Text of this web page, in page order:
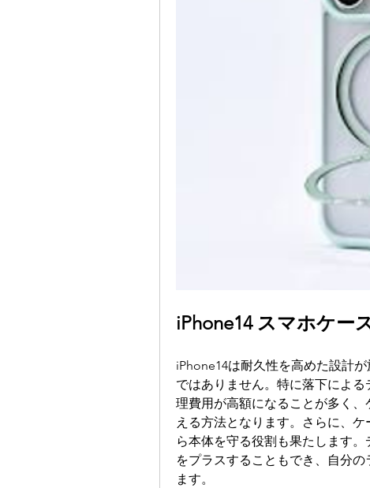
iPhone14 スマホケー
iPhone14は耐久性を高めた設計
ではありません。特に落下によ
理費用が高額になることが多く
える方法となります。さらに、
ら本体を守る役割も果たします
をプラスすることもでき、自分
ます。